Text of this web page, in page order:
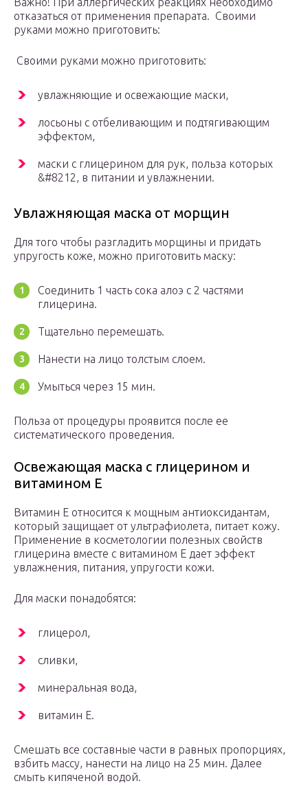
отказаться от применения препарата. Своими
руками можно приготовить:
Своими руками можно приготовить:
увлажняющие и освежающие маски,
лосьоны с отбеливающим и подтягивающим
эффектом,
маски с глицерином для рук, польза которых
&#8212, в питании и увлажнении.
Увлажняющая маска от морщин
Для того чтобы разгладить морщины и придать
упругость коже, можно приготовить маску:
Соединить 1 часть сока алоэ с 2 частями
глицерина.
Тщательно перемешать.
Нанести на лицо толстым слоем.
Умыться через 15 мин.
Польза от процедуры проявится после ее
систематического проведения.
Освежающая маска с глицерином и
витамином Е
Витамин Е относится к мощным антиоксидантам,
который защищает от ультрафиолета, питает кожу.
Применение в косметологии полезных свойств
глицерина вместе с витамином Е дает эффект
увлажнения, питания, упругости кожи.
Для маски понадобятся:
глицерол,
сливки,
минеральная вода,
витамин Е.
Смешать все составные части в равных пропорциях,
взбить массу, нанести на лицо на 25 мин. Далее
смыть кипяченой водой.